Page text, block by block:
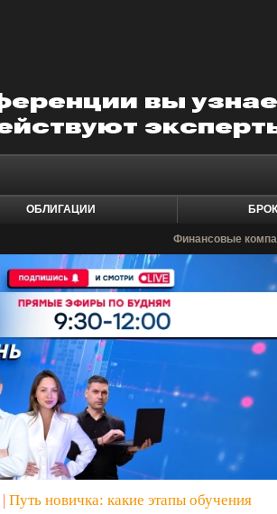
ОБЛИГАЦИИ
Финансовые
Путь новичка: какие этапы обучения